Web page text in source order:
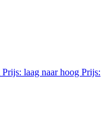
Prijs: laag naar hoog Prijs: